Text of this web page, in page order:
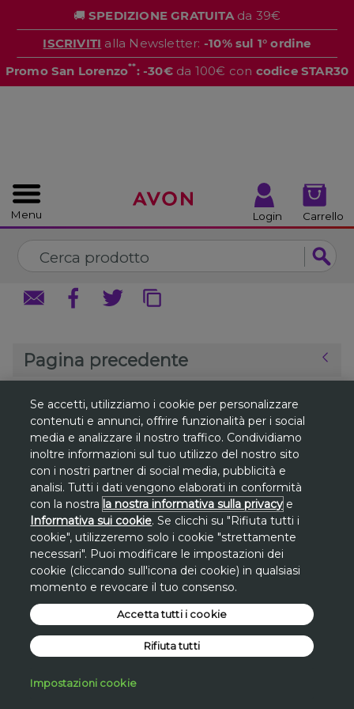
🚚 SPEDIZIONE GRATUITAda 39€
ISCRIVITI alla Newsletter: -10% sul 1° ordine
Promo San Lorenzo**: -30€da 100€ con codice STAR30
Menu Login Carrello
Pagina precedente
Gli sconti sono riferiti alprezzo più basso
degli ultimi 30 giornisu www.avon.it, se
non diversamente indicato.
**PromozionePromo San Lorenzo valida
solo dal 7 al 10 agostosul sito avon.it.
Losconto di 30€ si applica, a fronte di una
spesa minima di 100€, inserendo a carrello
ilcodice STAR30
*Promo San Lorenzo applicata
direttamente sul valore dell'intero carrello a
fronte di una spesa minima.
CHIUDI CHIUDI
Se accetti, utilizziamo i cookie per personalizzare
contenuti e annunci, offrire funzionalità per i social
media e analizzare il nostro traffico. Condividiamo
inoltre informazioni sul tuo utilizzo del nostro sito
con i nostri partner di social media, pubblicità e
analisi. Tutti i dati vengono elaborati in conformità
con la nostra la nostra informativa sulla privacy e
Informativa sui cookie. Se clicchi su "Rifiuta tutti i
cookie", utilizzeremo solo i cookie "strettamente
necessari". Puoi modificare le impostazioni dei
cookie (cliccando sull'icona dei cookie) in qualsiasi
momento e revocare il tuo consenso.
Impostazioni cookie
Rifiuta tutti
Accetta tutti i cookie